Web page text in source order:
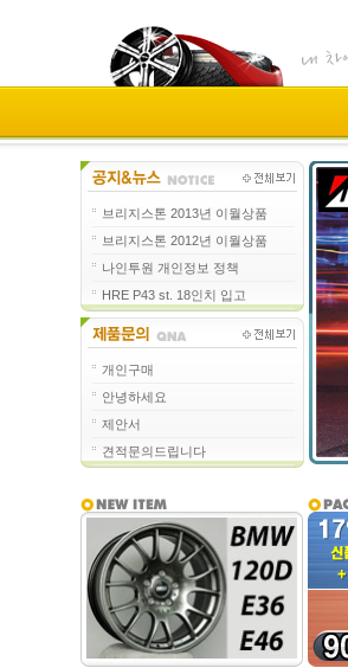
브리지스톤 2013년 이월상품
브리지스톤 2012년 이월상품
나인투원 개인정보 정책
HRE P43 st. 18인치 입고
개인구매
안녕하세요
제안서
견적문의드립니다